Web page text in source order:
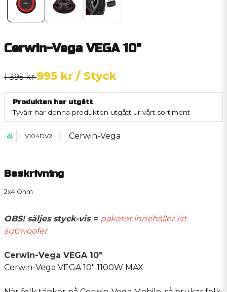
Cerwin-Vega VEGA 10"
1 395 kr995 kr / Styck
Produkten har utgått
Tyvärr har denna produkten utgått ur vårt sortiment
V104DV2 Cerwin-Vega
Beskrivning
2x4 Ohm
OBS! säljes styck-vis = paketet innehåller 1st
subwoofer
Cerwin-Vega VEGA 10"
Cerwin-Vega VEGA 10" 1100W MAX